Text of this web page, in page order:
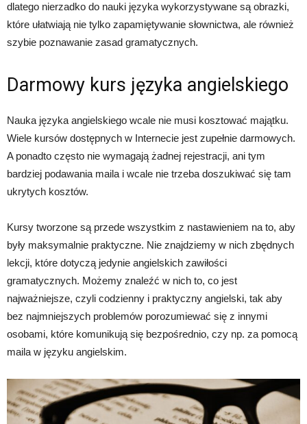
dlatego nierzadko do nauki języka wykorzystywane są obrazki,
które ułatwiają nie tylko zapamiętywanie słownictwa, ale również
szybie poznawanie zasad gramatycznych.
Darmowy kurs języka angielskiego
Nauka języka angielskiego wcale nie musi kosztować majątku.
Wiele kursów dostępnych w Internecie jest zupełnie darmowych.
A ponadto często nie wymagają żadnej rejestracji, ani tym
bardziej podawania maila i wcale nie trzeba doszukiwać się tam
ukrytych kosztów.
Kursy tworzone są przede wszystkim z nastawieniem na to, aby
były maksymalnie praktyczne. Nie znajdziemy w nich zbędnych
lekcji, które dotyczą jedynie angielskich zawiłości
gramatycznych. Możemy znaleźć w nich to, co jest
najważniejsze, czyli codzienny i praktyczny angielski, tak aby
bez najmniejszych problemów porozumiewać się z innymi
osobami, które komunikują się bezpośrednio, czy np. za pomocą
maila w języku angielskim.